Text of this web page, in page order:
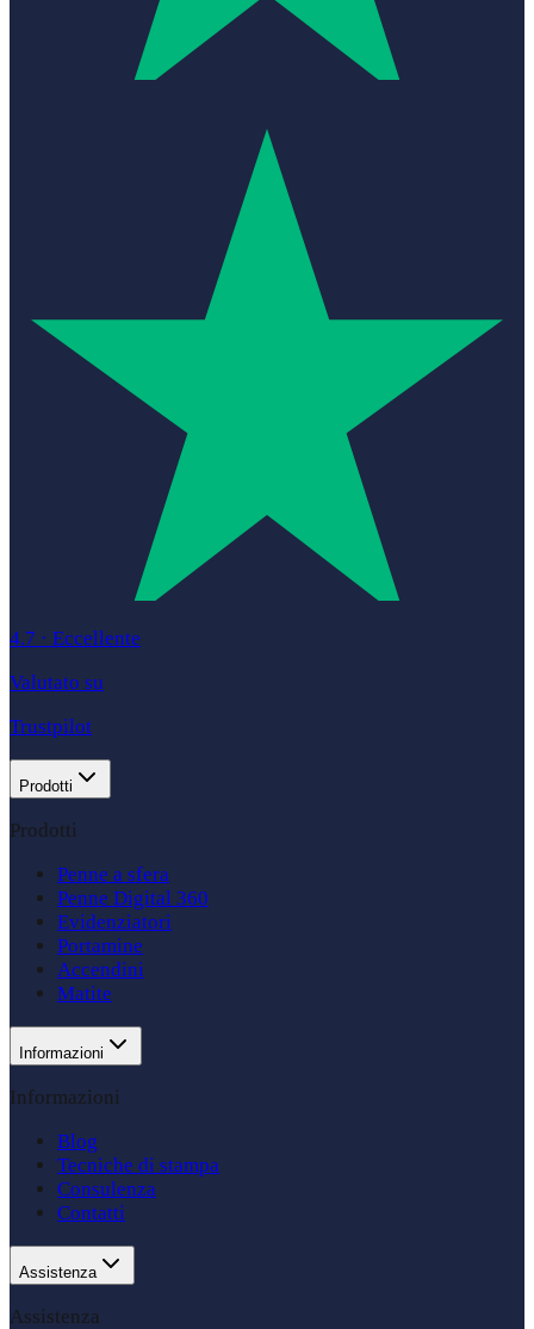
4.7 · Eccellente
Valutato su
Trustpilot
Prodotti
Prodotti
Penne a sfera
Penne Digital 360
Evidenziatori
Portamine
Accendini
Matite
Informazioni
Informazioni
Blog
Tecniche di stampa
Consulenza
Contatti
Assistenza
Assistenza